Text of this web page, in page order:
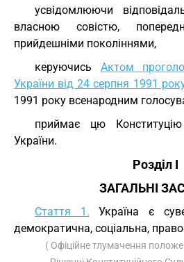
усвідомлюючи
власною совістю,
прийдешніми поколіннями,
керуючись Актом
України від 24 серпня 1991
1991 року всенародним
приймає цю
України.
Розділ I
ЗАГАЛЬНІ
Стаття 1. Україна є
демократична, соціальна,
( Офіційне тлумачення